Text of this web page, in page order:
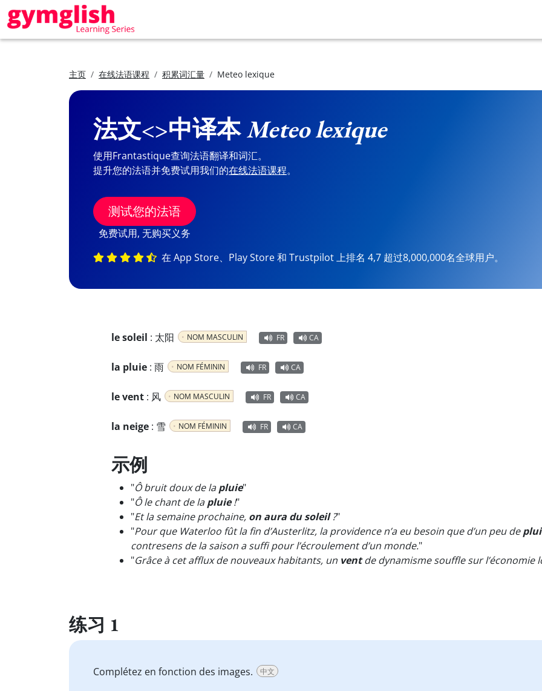
主页 在线法语课程 积累词汇量 Meteo lexique
法文<>中译本Meteo lexique
使用Frantastique查询法语翻译和词汇。
提升您的法语并免费试用我们的在线法语课程。
测试您的法语
免费试用, 无购买义务
在 App Store、Play Store 和 Trustpilot 上排名 4,7 超过8,000,000名全球用户。
le soleil : 太阳 NOM MASCULIN FR CA
la pluie : 雨 NOM FÉMININ FR CA
le vent : 风 NOM MASCULIN FR CA
la neige : 雪 NOM FÉMININ FR CA
示例
"Ô bruit doux de lapluie"
"Ô le chant de lapluie!"
"Et la semaine prochaine, on aura du soleil?"
"Pour que Waterloo fût la fin d’Austerlitz, la providence n’a eu besoin que d’un peu de
contresens de la saison a suffi pour l’écroulement d’un monde."
"Grâce à cet afflux de nouveaux habitants, un ventde dynamisme souffle sur l’économie
练习 1
Complétez en fonction des images. 中文